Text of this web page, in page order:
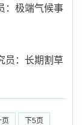
：极端气候事
员：长期割草
页 下5页